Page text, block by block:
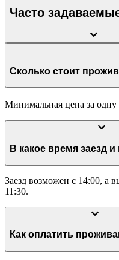
Часто
Минимальная цена за одну
Заезд возможен с 14:00, а
11:30.